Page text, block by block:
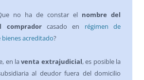
no ha de constar el nombre del
compradorcasado en régimen de
acreditado?
en laventa extrajudicial, es posible la
al deudor fuera del domicilio